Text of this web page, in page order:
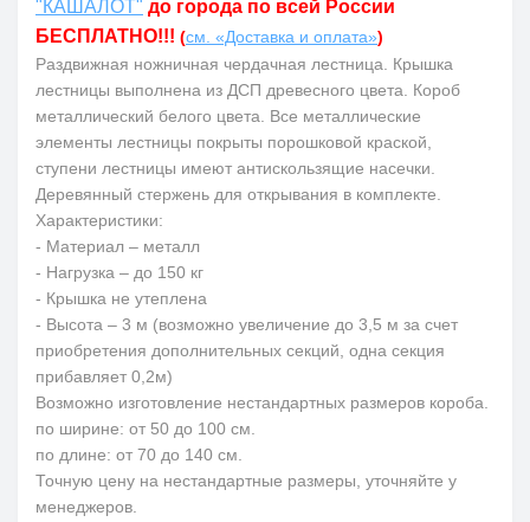
"КАШАЛОТ" до города по всей России
БЕСПЛАТНО!!! (см. «Доставка и оплата»)
Раздвижная ножничная чердачная лестница. Крышка
лестницы выполнена из ДСП древесного цвета. Короб
металлический белого цвета. Все металлические
элементы лестницы покрыты порошковой краской,
ступени лестницы имеют антискользящие насечки.
Деревянный стержень для открывания в комплекте.
Характеристики:
- Материал – металл
- Нагрузка – до 150 кг
- Крышка не утеплена
- Высота – 3 м (возможно увеличение до 3,5 м за счет
приобретения дополнительных секций, одна секция
прибавляет 0,2м)
Возможно изготовление нестандартных размеров короба.
по ширине: от 50 до 100 см.
по длине: от 70 до 140 см.
Точную цену на нестандартные размеры, уточняйте у
менеджеров.